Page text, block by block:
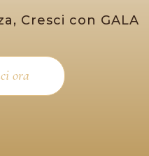
Cresci con GALA
ora